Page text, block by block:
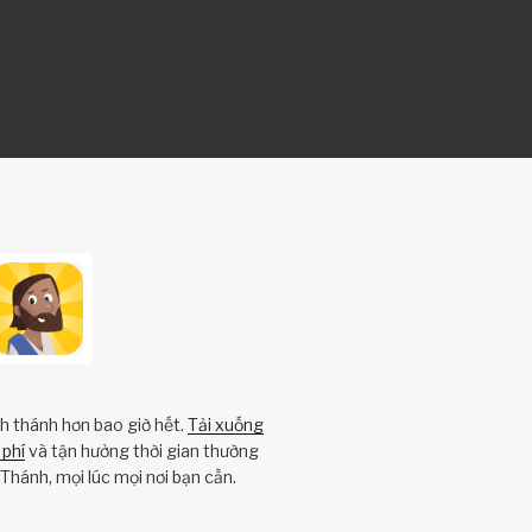
thánh hơn bao giờ hết. Tải xuống
và tận hưởng thời gian thường
mọi lúc mọi nơi bạn cần.